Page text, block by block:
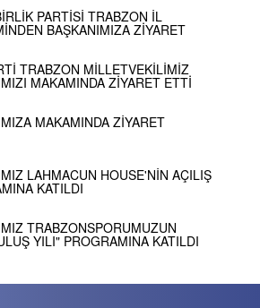
PARTİSİ TRABZON İL
BAŞKANIMIZA ZİYARET
TRABZON MİLLETVEKİLİMİZ
MAKAMINDA ZİYARET ETTİ
MAKAMINDA ZİYARET
LAHMACUN HOUSE'NİN AÇILIŞ
KATILDI
TRABZONSPORUMUZUN
YILI" PROGRAMINA KATILDI